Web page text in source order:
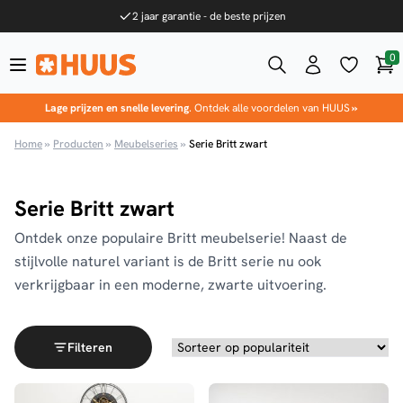
2 jaar garantie - de beste prijzen
0
Lage prijzen en snelle levering. Ontdek alle voordelen van HUUS»
Home» Producten » Meubelseries » Serie Britt zwart
Serie Britt zwart
Ontdek onze populaire Britt meubelserie! Naast de
stijlvolle naturel variant is de Britt serie nu ook
verkrijgbaar in een moderne, zwarte uitvoering.
Filteren